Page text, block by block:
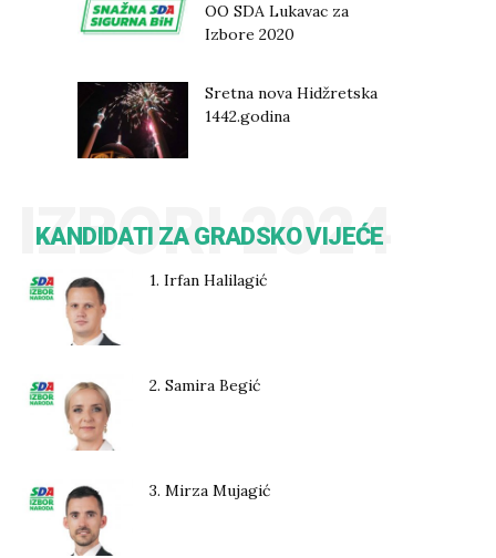
OO SDA Lukavac za
Izbore 2020
Sretna nova Hidžretska
1442.godina
KANDIDATI ZA GRADSKO VIJEĆE
IZBORI 2024
1. Irfan Halilagić
2. Samira Begić
3. Mirza Mujagić